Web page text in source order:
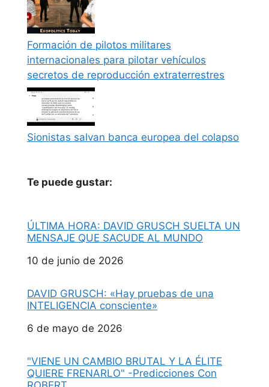
Formación de pilotos militares
internacionales para pilotar vehículos
secretos de reproducción extraterrestres
Sionistas salvan banca europea del colapso
Te puede gustar:
ÚLTIMA HORA: DAVID GRUSCH SUELTA UN
MENSAJE QUE SACUDE AL MUNDO
Fecha
10 de junio de 2026
DAVID GRUSCH: «Hay pruebas de una
INTELIGENCIA consciente»
Fecha
6 de mayo de 2026
"VIENE UN CAMBIO BRUTAL Y LA ÉLITE
QUIERE FRENARLO" -Predicciones Con